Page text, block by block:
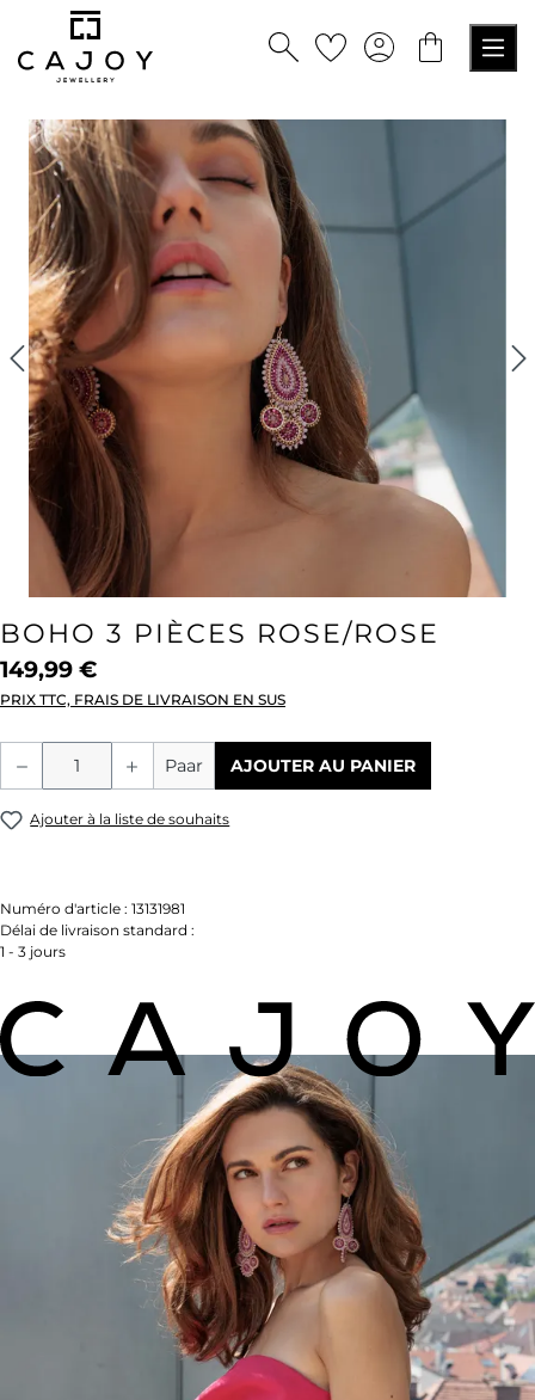
principal
BOHO 3 PIÈCES ROSE/ROSE
149,99 €
PRIX TTC, FRAIS DE LIVRAISON EN SUS
Quantité de produit : Entrez la
Paar AJOUTER AU PANIER
Ajouter à la liste de souhaits
Numéro d'article : 13131981
Délai de livraison standard :
1 - 3 jours